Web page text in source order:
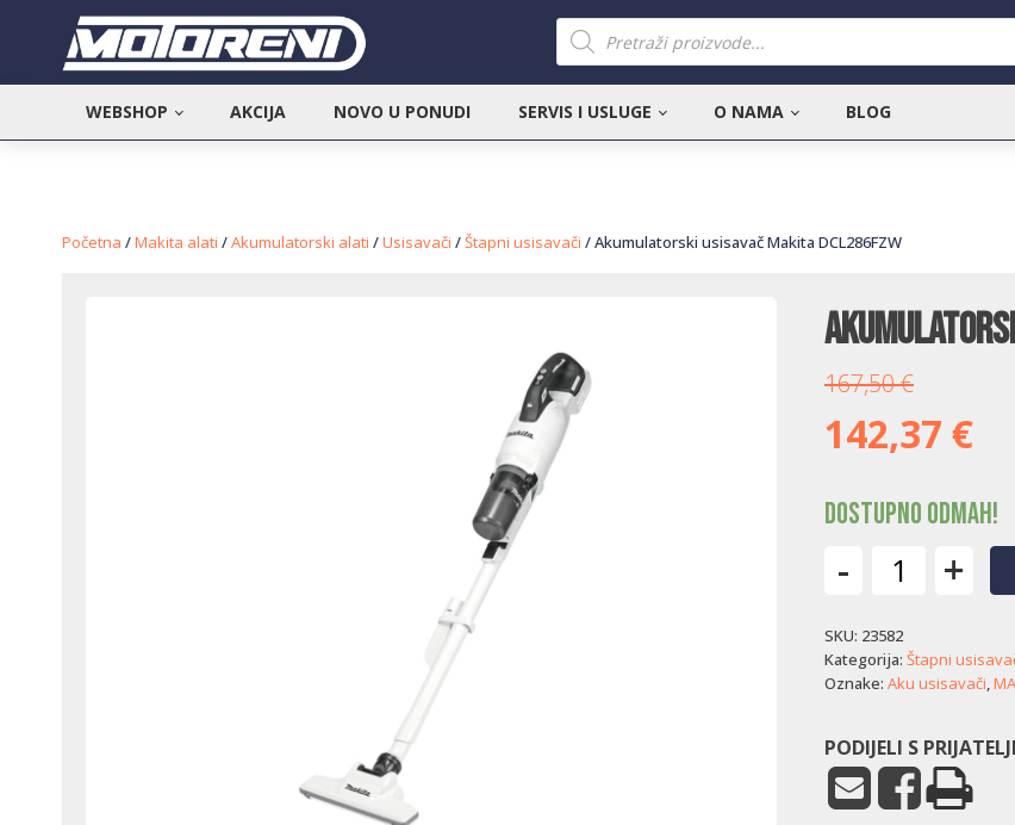
Products
search
WEBSHOP AKCIJA NOVO U PONUDI SERVIS I USLUGE O NAMA BLOG
Početna /Makita alati /Akumulatorski alati /Usisavači /Štapni usisavači / Akumulatorski usisavač Makita DCL286FZW
167,50€
142,37 €
Dostupno odmah!
-
Makita
DCL286FZW
količina
+
SKU: 23582
Kategorija: Štapni
Oznake: Aku usisavači,
PODIJELI S